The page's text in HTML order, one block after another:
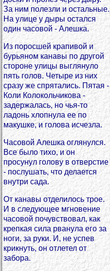
За ним полезли и остальные.
На улице у дыры остался
один часовой - Алешка.
Из поросшей крапивой и
бурьяном канавы по другой
стороне улицы выглянуло
пять голов. Четыре из них
сразу же спрятались. Пятая -
Коли Колокольчикова -
задержалась, но чья-то
ладонь хлопнула ее по
макушке, и голова исчезла.
Часовой Алешка оглянулся.
Все было тихо, и он
просунул голову в отверстие
- послушать, что делается
внутри сада.
От канавы отделилось трое.
И в следующее мгновение
часовой почувствовал, как
крепкая сила рванула его за
ноги, за руки. И, не успев
крикнуть, он отлетел от
забора.